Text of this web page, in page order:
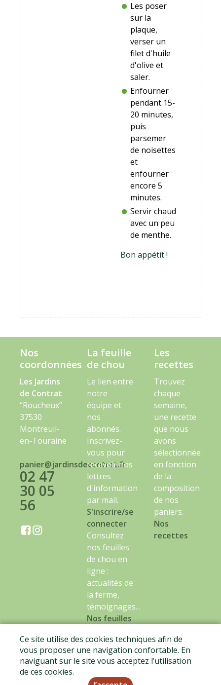
Les poser
sur la
plaque,
verser un
filet d'huile
d'olive et
saler.
Enfourner
pendant 15-
20 minutes,
puis
parsemer
de noisettes
et
enfourner
encore 5
minutes.
Servir chaud
avec un peu
de menthe.
Bon appétit !
Nos
coordonnées
Les Jardins
de Contrat
“Roucheux”
37530
Montreuil-
en-Touraine
panier@jardinsdecontrat.fr
02 47
30 05
56
La feuille
de chou
Le lien entre
notre
équipe et
nos
abonnés.
Inscrivez-
vous pour
recevoir nos
lettres
d'information
par mail.
S'inscrire/se
connecter
Consultez
nos feuilles
de chou en
ligne :
actualités de
la ferme,
témoignages...
Nos feuilles
Les
recettes
Trouvez
chaque
semaine,
une recette
que nous
avons
sélectionnée
en fonction
de la
composition
de nos
paniers.
Nos
recettes
Mentions légales-CGV-Données personnelles
Ce site utilise des cookies techniques afin de
vous proposer une navigation confortable. En
naviguant sur le site vous acceptez l’utilisation
de ces cookies.